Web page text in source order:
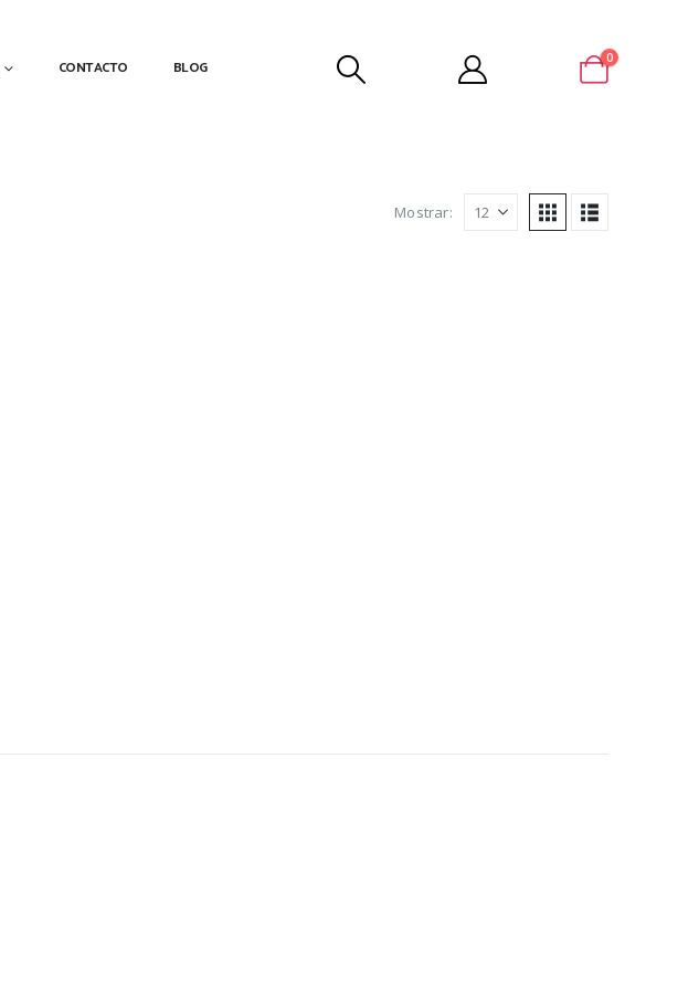
CONTACTO BLOG 0
Mostrar: